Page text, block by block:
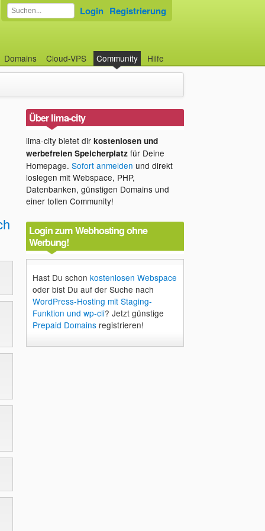
Domains Cloud-VPS Community Hilfe
Login Registrierung
Über lima-city
lima-city bietet dir kostenlosen und
werbefreien Speicherplatzfür Deine
Homepage. Sofort anmelden und direkt
loslegen mit Webspace, PHP,
Datenbanken, günstigen Domains und
einer tollen Community!
Login zum Webhosting ohne
Werbung!
Hast Du schon kostenlosen Webspace
oder bist Du auf der Suche nach
WordPress-Hosting mit Staging-
Funktion und wp-cli? Jetzt günstige
Prepaid Domainsregistrieren!